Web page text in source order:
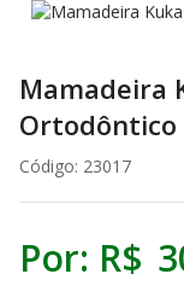
Mamadeira
Ortodôntico
Código: 23017
Por: R$